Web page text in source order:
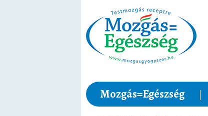
Mozgás=Egészség